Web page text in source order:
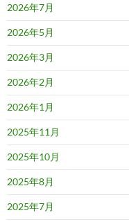
2026年7月
2026年5月
2026年3月
2026年2月
2026年1月
2025年11月
2025年10月
2025年8月
2025年7月